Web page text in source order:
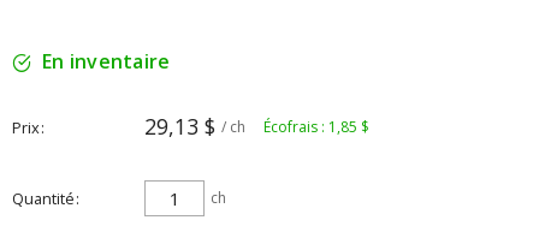
En inventaire
Prix 29,13 $ / ch Écofrais : 1,85 $
Quantité ch